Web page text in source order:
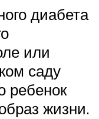
диабета
или
саду
ребенок
жизни.